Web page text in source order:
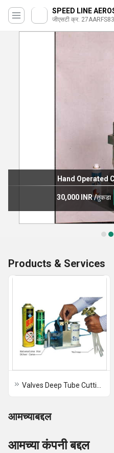
SPEED LINE
जीएसटी क्र.
Hand Operated
30,000 INR/तुकडा
Products & Services
आमच्याबद्दल
आमच्या कंपनी बद्दल